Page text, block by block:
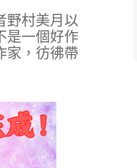
野村美月以
是一個好作
家，彷彿帶